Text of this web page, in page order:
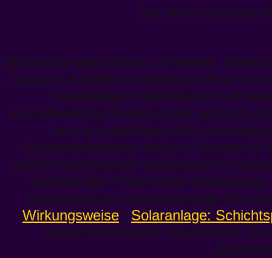
[an error occurred
Stichworte des Artikels / Themen:
- Vakuum-Kollektor solarpaneel bzw.
Solaranlage solarkollektor
sonnenkollektor kreislauf des wassers
sonne schichtspeicher
Sonnenkollektoren heisser Wasser im
technik sonnenergie solarkollektor
sonnenergie Thermische
Deckungsgrad Sonnenenergie
Wirkungsweise | Solaranlage:
sonnenkollektoren Solartechnik